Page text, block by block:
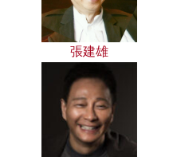
張建雄